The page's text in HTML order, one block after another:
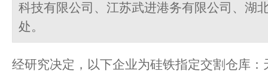
科技有限公司、江苏武进港务有限公司、湖
处。
经研究决定， 以下企业为硅铁指定交割仓库